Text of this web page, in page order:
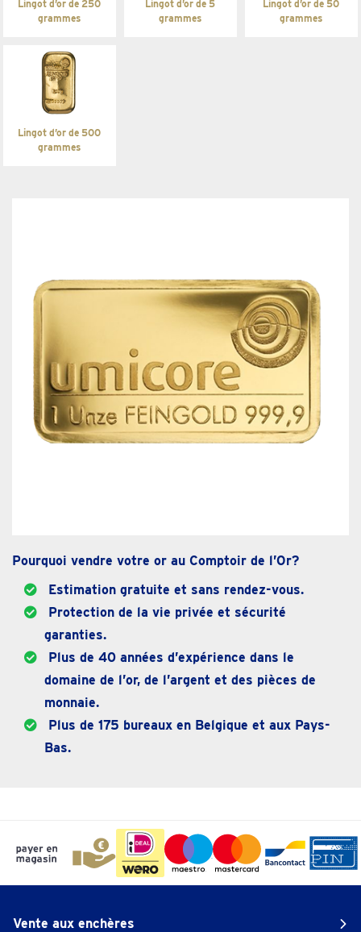
Lingot d’or de 250
grammes
Lingot d’or de 5
grammes
Lingot d’or de 50
grammes
Lingot d’or de 500
grammes
Pourquoi vendre votre or au Comptoir de l’Or?
Estimation gratuite et sans rendez-vous.
Protection de la vie privée et sécurité
garanties.
Plus de 40 années d’expérience dans le
domaine de l’or, de l’argent et des pièces de
monnaie.
Plus de 175 bureaux en Belgique et aux Pays-
Bas.
Vente aux enchères